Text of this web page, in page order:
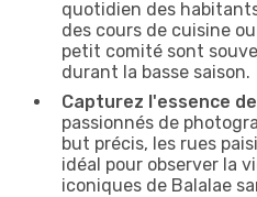
quotidien des
des cours de cuisine
petit comité sont
durant la basse saison.
Capturez l'essence
passionnés de
but précis, les rues
idéal pour observer la
iconiques de Balalae